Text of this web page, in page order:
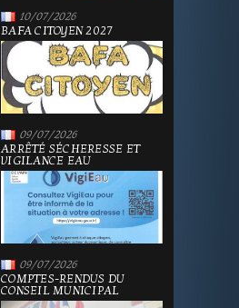
10/07/2026
BAFA CITOYEN 2027
09/07/2026
ARRÊTÉ SÉCHERESSE ET
VIGILANCE EAU
09/07/2026
COMPTES-RENDUS DU
CONSEIL MUNICIPAL